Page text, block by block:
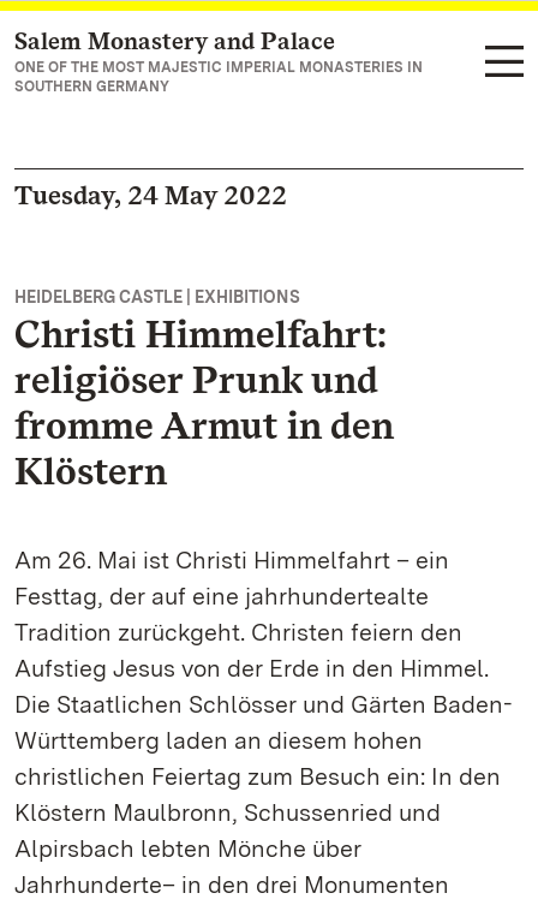
Navigate to main page
Salem Monastery and Palace
ONE OF THE MOST MAJESTIC IMPERIAL MONASTERIES IN
SOUTHERN GERMANY
Tuesday, 24 May 2022
HEIDELBERG CASTLE | EXHIBITIONS
Christi Himmelfahrt:
religiöser Prunk und
fromme Armut in den
Klöstern
Am 26. Mai ist Christi Himmelfahrt – ein
Festtag, der auf eine jahrhundertealte
Tradition zurückgeht. Christen feiern den
Aufstieg Jesus von der Erde in den Himmel.
Die Staatlichen Schlösser und Gärten Baden-
Württemberg laden an diesem hohen
christlichen Feiertag zum Besuch ein: In den
Klöstern Maulbronn, Schussenried und
Alpirsbach lebten Mönche über
Jahrhunderte– in den drei Monumenten